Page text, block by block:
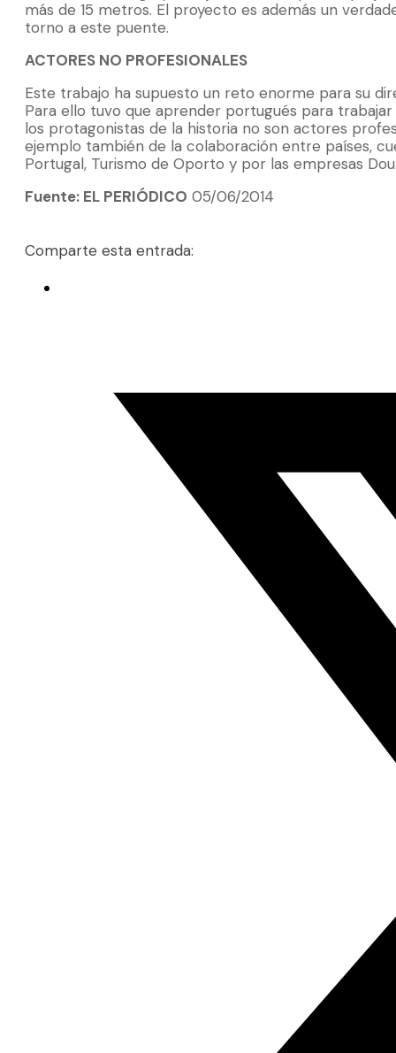
más de 15 metros. El proyecto es además un
torno a este puente.
ACTORES NO PROFESIONALES
Este trabajo ha supuesto un reto enorme para su
Para ello tuvo que aprender portugués para
los protagonistas de la historia no son actores
ejemplo también de la colaboración entre países,
Portugal, Turismo de Oporto y por las empresas
Fuente: EL PERIÓDICO 05/06/2014
Comparte esta entrada: